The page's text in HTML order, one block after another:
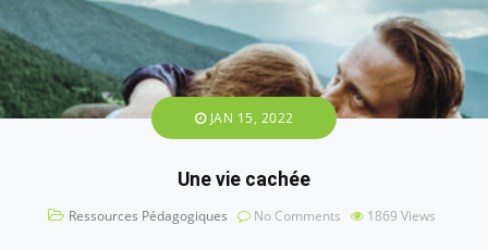
JAN 15, 2022
Une vie cachée
Ressources Pédagogiques No Comments 1869 Views